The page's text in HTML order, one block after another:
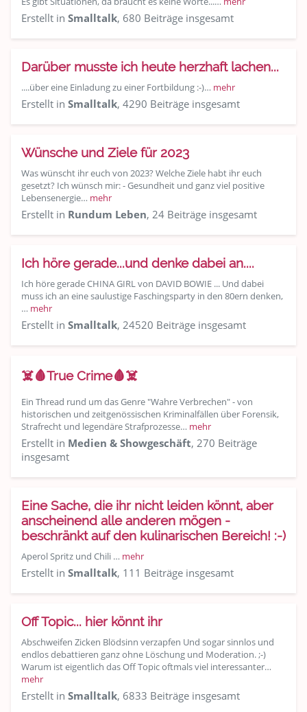
Erstellt in Smalltalk, 680 Beiträge insgesamt
Darüber musste ich heute herzhaft lachen...
....über eine Einladung zu einer Fortbildung :-)… mehr
Erstellt in Smalltalk, 4290 Beiträge insgesamt
Wünsche und Ziele für 2023
Was wünscht ihr euch von 2023? Welche Ziele habt ihr euch
gesetzt? Ich wünsch mir: - Gesundheit und ganz viel positive
Lebensenergie… mehr
Erstellt in Rundum Leben, 24 Beiträge insgesamt
Ich höre gerade...und denke dabei an....
Ich höre gerade CHINA GIRL von DAVID BOWIE ... Und dabei
muss ich an eine saulustige Faschingsparty in den 80ern denken,
… mehr
Erstellt in Smalltalk, 24520 Beiträge insgesamt
☠️🩸True Crime🩸☠️
Ein Thread rund um das Genre "Wahre Verbrechen" - von
historischen und zeitgenössischen Kriminalfällen über Forensik,
Strafrecht und legendäre Strafprozesse… mehr
Erstellt in Medien & Showgeschäft, 270 Beiträge
insgesamt
Eine Sache, die ihr nicht leiden könnt, aber
anscheinend alle anderen mögen -
beschränkt auf den kulinarischen Bereich! :-)
Aperol Spritz und Chili … mehr
Erstellt in Smalltalk, 111 Beiträge insgesamt
Off Topic... hier könnt ihr
Abschweifen Zicken Blödsinn verzapfen Und sogar sinnlos und
endlos debattieren ganz ohne Löschung und Moderation. ;-)
Warum ist eigentlich das Off Topic oftmals viel interessanter…
mehr
Erstellt in Smalltalk, 6833 Beiträge insgesamt